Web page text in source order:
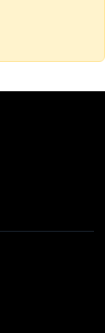
etkili oldu
eden kurak
genelinde